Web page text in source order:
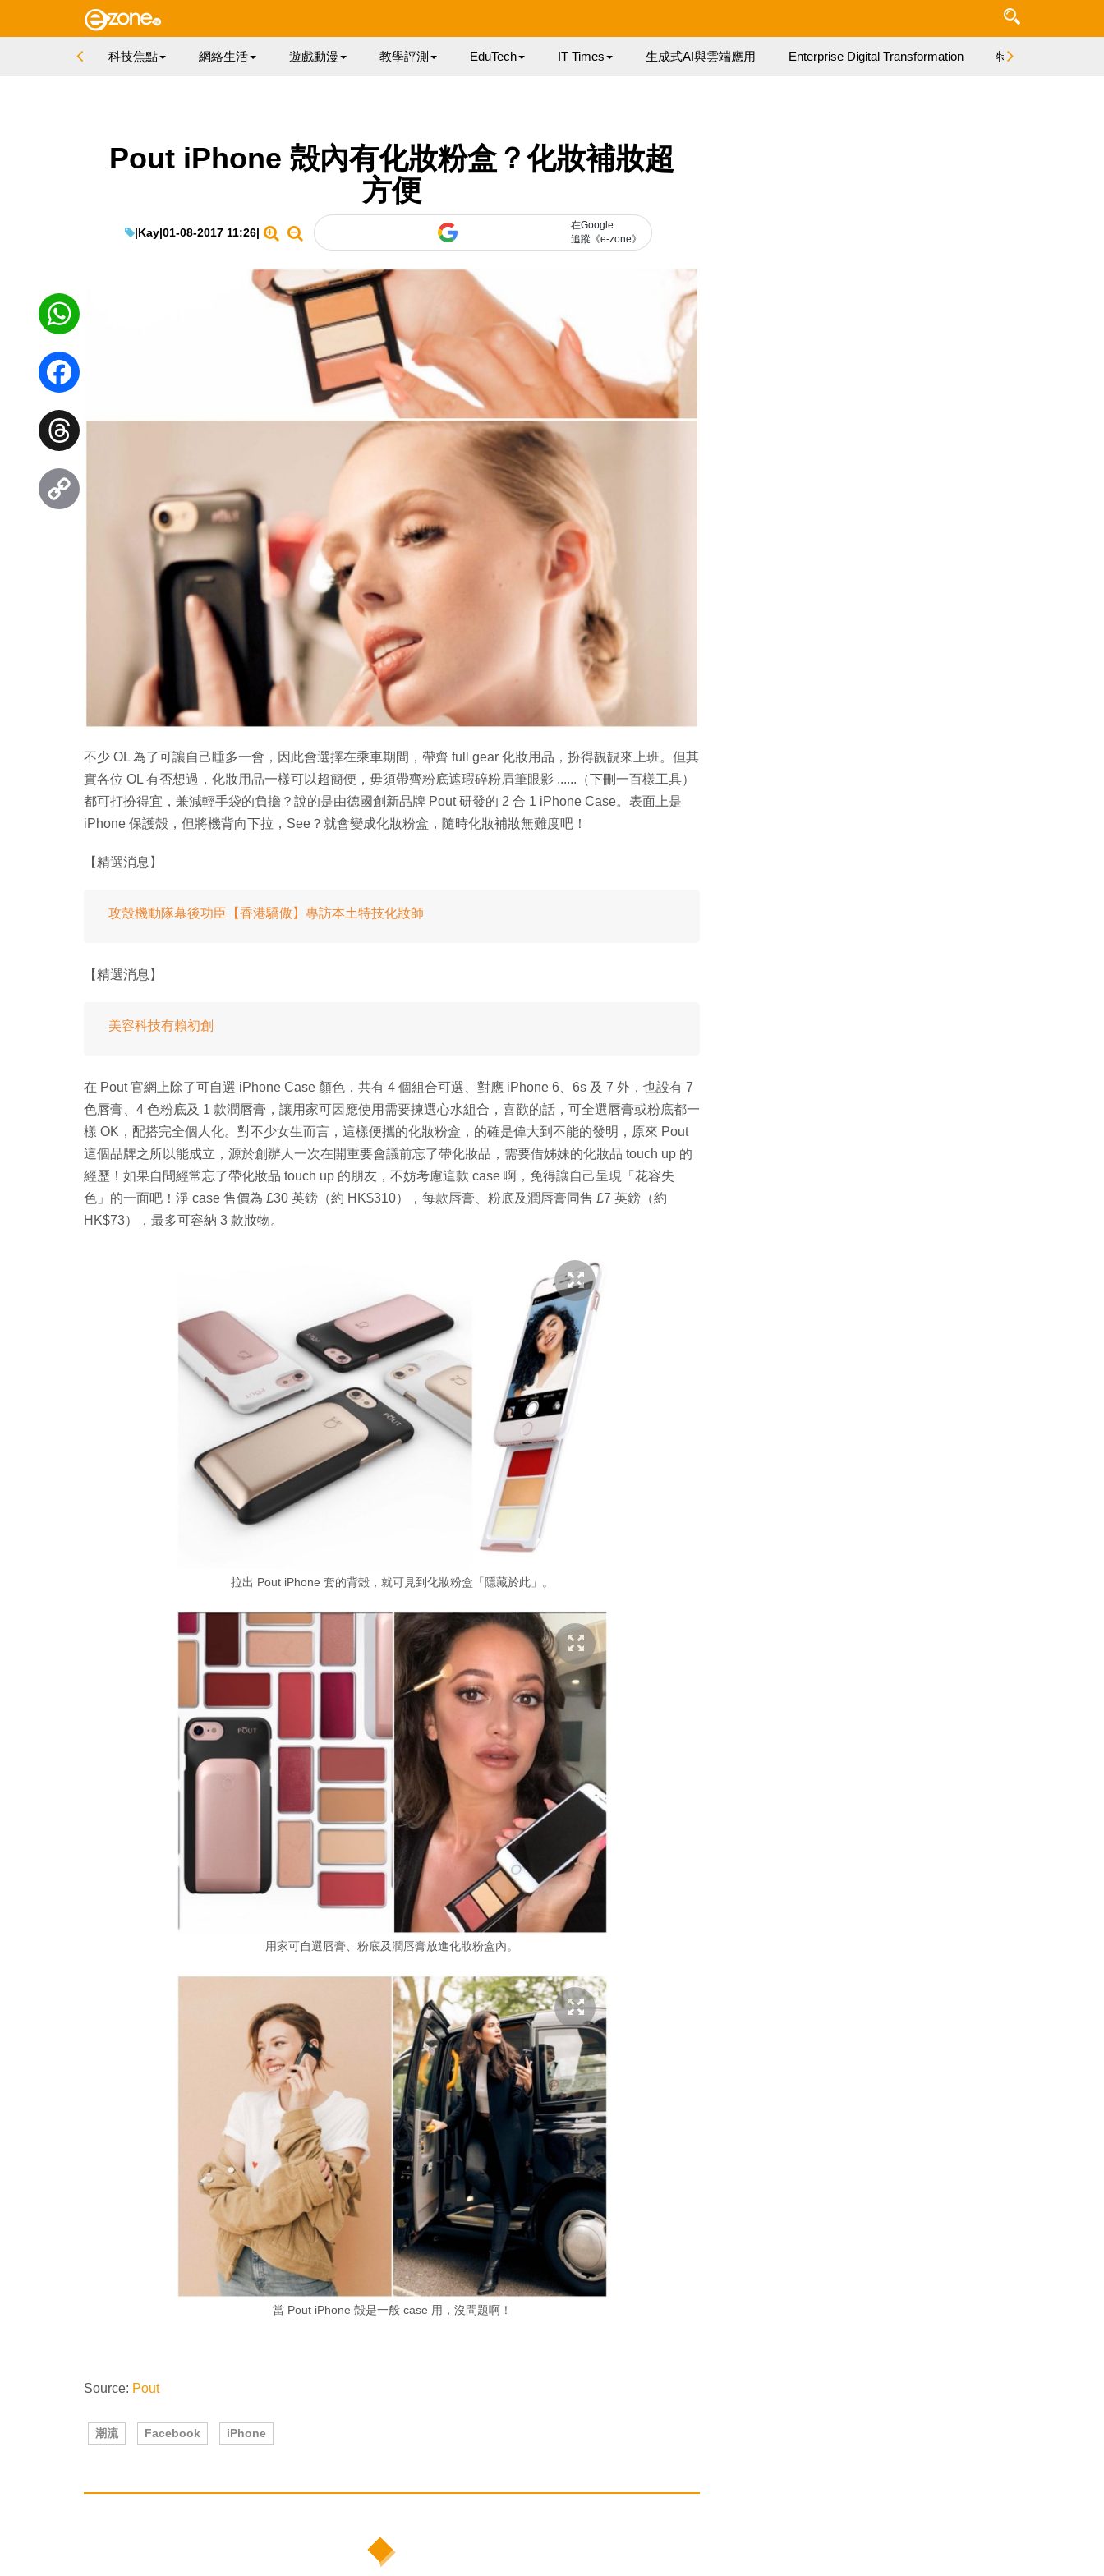
科技焦點 網絡生活 遊戲動漫 教學評測 EduTech IT Times 生成式AI與雲端應用 Enterprise Digital Transformation 特集
Pout iPhone 殻內有化妝粉盒？化妝補妝超
方便
|Kay|01-08-2017 11:26|
在Google
追蹤《e-zone》
不少 OL 為了可讓自己睡多一會，因此會選擇在乘車期間，帶齊 full gear 化妝用品，扮得靚靚來上班。但其
實各位 OL 有否想過，化妝用品一樣可以超簡便，毋須帶齊粉底遮瑕碎粉眉筆眼影 ......（下刪一百樣工具）
都可打扮得宜，兼減輕手袋的負擔？說的是由德國創新品牌 Pout 研發的 2 合 1 iPhone Case。表面上是
iPhone 保護殻，但將機背向下拉，See？就會變成化妝粉盒，隨時化妝補妝無難度吧！
【精選消息】
攻殼機動隊幕後功臣【香港驕傲】專訪本土特技化妝師
【精選消息】
美容科技有賴初創
在 Pout 官網上除了可自選 iPhone Case 顏色，共有 4 個組合可選、對應 iPhone 6、6s 及 7 外，也設有 7
色唇膏、4 色粉底及 1 款潤唇膏，讓用家可因應使用需要揀選心水組合，喜歡的話，可全選唇膏或粉底都一
樣 OK，配搭完全個人化。對不少女生而言，這樣便攜的化妝粉盒，的確是偉大到不能的發明，原來 Pout
這個品牌之所以能成立，源於創辦人一次在開重要會議前忘了帶化妝品，需要借姊妹的化妝品 touch up 的
經歷！如果自問經常忘了帶化妝品 touch up 的朋友，不妨考慮這款 case 啊，免得讓自己呈現「花容失
色」的一面吧！淨 case 售價為 £30 英鎊（約 HK$310），每款唇膏、粉底及潤唇膏同售 £7 英鎊（約
HK$73），最多可容納 3 款妝物。
拉出 Pout iPhone 套的背殻，就可見到化妝粉盒「隱藏於此」。
用家可自選唇膏、粉底及潤唇膏放進化妝粉盒內。
當 Pout iPhone 殻是一般 case 用，沒問題啊！
Source: Pout
潮流 Facebook iPhone
WhatsApp
Facebook
Threads